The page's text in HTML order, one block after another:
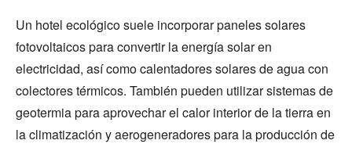
Un hotel ecológico suele incorporar paneles solares
fotovoltaicos para convertir la energía solar en
electricidad, así como calentadores solares de agua con
colectores térmicos. También pueden utilizar sistemas de
geotermia para aprovechar el calor interior de la tierra en
la climatización y aerogeneradores para la producción de